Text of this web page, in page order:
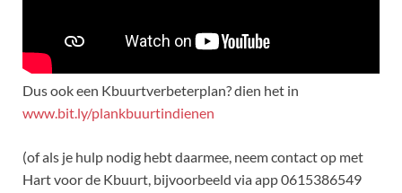
Dus ook een Kbuurtverbeterplan? dien het in
www.bit.ly/plankbuurtindienen
(of als je hulp nodig hebt daarmee, neem contact op met
Hart voor de Kbuurt, bijvoorbeeld via app 0615386549